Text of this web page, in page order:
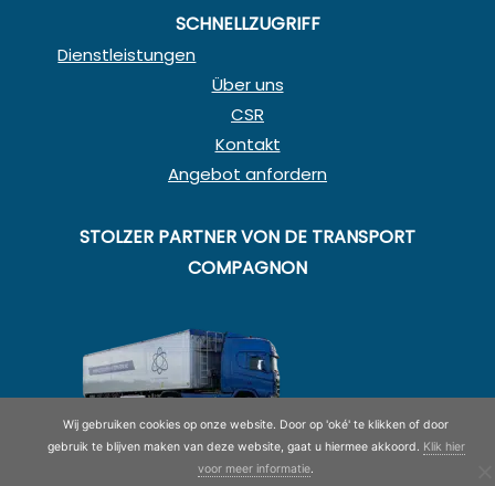
SCHNELLZUGRIFF
Dienstleistungen
Über uns
CSR
Kontakt
Angebot anfordern
STOLZER PARTNER VON DE TRANSPORT
COMPAGNON
Wij gebruiken cookies op onze website. Door op 'oké' te klikken of door
gebruik te blijven maken van deze website, gaat u hiermee akkoord. Klik hier
voor meer informatie.